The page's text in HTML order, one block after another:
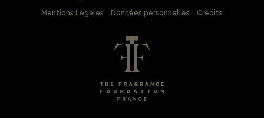
Mentions Légales Données personnelles Crédits